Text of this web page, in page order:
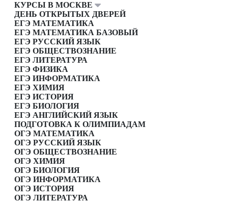
КУРСЫ В МОСКВЕ
ДЕНЬ ОТКРЫТЫХ ДВЕРЕЙ
ЕГЭ МАТЕМАТИКА
ЕГЭ МАТЕМАТИКА БАЗОВЫЙ
ЕГЭ РУССКИЙ ЯЗЫК
ЕГЭ ОБЩЕСТВОЗНАНИЕ
ЕГЭ ЛИТЕРАТУРА
ЕГЭ ФИЗИКА
ЕГЭ ИНФОРМАТИКА
ЕГЭ ХИМИЯ
ЕГЭ ИСТОРИЯ
ЕГЭ БИОЛОГИЯ
ЕГЭ АНГЛИЙСКИЙ ЯЗЫК
ПОДГОТОВКА К ОЛИМПИАДАМ
ОГЭ МАТЕМАТИКА
ОГЭ РУССКИЙ ЯЗЫК
ОГЭ ОБЩЕСТВОЗНАНИЕ
ОГЭ ХИМИЯ
ОГЭ БИОЛОГИЯ
ОГЭ ИНФОРМАТИКА
ОГЭ ИСТОРИЯ
ОГЭ ЛИТЕРАТУРА